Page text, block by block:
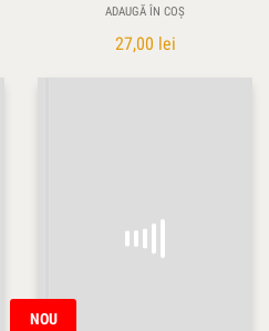
ADAUGĂ ÎN COȘ
27,00 lei
NOU